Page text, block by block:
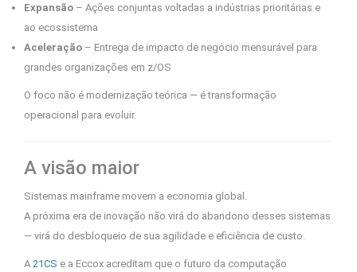
Expansão – Ações conjuntas voltadas a indústrias prioritárias e
ao ecossistema
Aceleração – Entrega de impacto de negócio mensurável para
grandes organizações em z/OS
O foco não é modernização teórica — é transformação
operacional para evoluir.
A visão maior
Sistemas mainframe movem a economia global.
A próxima era de inovação não virá do abandono desses sistemas
— virá do desbloqueio de sua agilidade e eficiência de custo.
A 21CS e a Eccox acreditam que o futuro da computação